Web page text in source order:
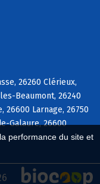
performance du site et
26260 Clérieux,
Beaumont, 26240
26600 Larnage, 26750
Galaure, 26600